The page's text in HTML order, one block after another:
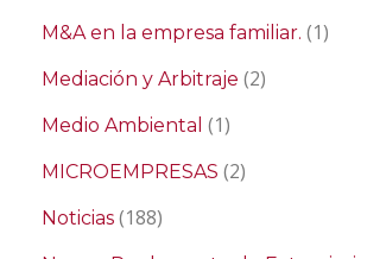
M&A en la empresa familiar. (1)
Mediación y Arbitraje (2)
Medio Ambiental (1)
MICROEMPRESAS (2)
Noticias (188)